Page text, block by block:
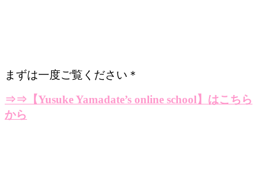
まずは一度ご覧ください＊
⇒⇒ 【Yusuke Yamadate’s online school】はこちら
から